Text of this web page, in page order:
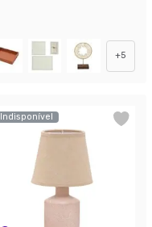
+5
Indisponível